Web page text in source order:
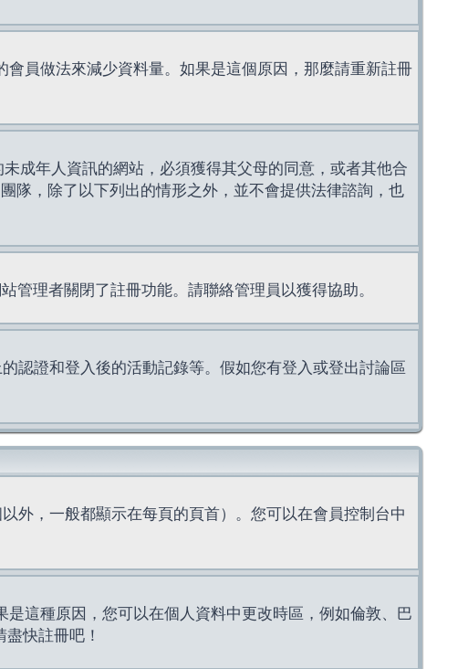
員做法來減少資料量。如果是這個原因，那麼請重新註冊
成年人資訊的網站，必須獲得其父母的同意，或者其他合
隊，除了以下列出的情形之外，並不會提供法律諮詢，也
理者關閉了註冊功能。請聯絡管理員以獲得協助。
認證和登入後的活動記錄等。假如您有登入或登出討論區
外，一般都顯示在每頁的頁首）。您可以在會員控制台中
這種原因，您可以在個人資料中更改時區，例如倫敦、巴
快註冊吧！